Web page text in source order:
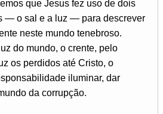
que Jesus fez uso de dois
— o sal e a luz — para descrever
neste mundo tenebroso.
do mundo, o crente, pelo
os perdidos até Cristo, o
iluminar, dar
da corrupção.